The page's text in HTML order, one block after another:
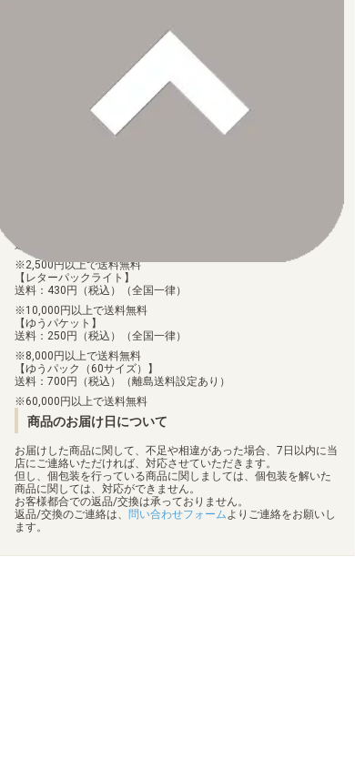
各種ブランドのカードをご利用いただけます。
【Paidy（後払い/コンビニ払い）】
お支払後の在庫確保となりますため、お早めにお支払をお願いし
なお、お支払口座は、注文確認メールに記載しております。
振込手数料はお客様負担となります。
送料：100円（税込）（全国一律）
2,500円以上で送料無料
【レターパックライト】
送料：430円（税込）（全国一律）
10,000円以上で送料無料
【ゆうパケット】
送料：250円（税込）（全国一律）
8,000円以上で送料無料
【ゆうパック（60サイズ）】
送料：700円（税込）（離島送料設定あり）
60,000円以上で送料無料
商品のお届け日について
お届けした商品に関して、不足や相違があった場合、7日以内に当
店にご連絡いただければ、対応させていただきます。
但し、個包装を行っている商品に関しましては、個包装を解いた
商品に関しては、対応ができません。
お客様都合での返品/交換は承っておりません。
返品/交換のご連絡は、 問い合わせフォームよりご連絡をお願いし
ます。